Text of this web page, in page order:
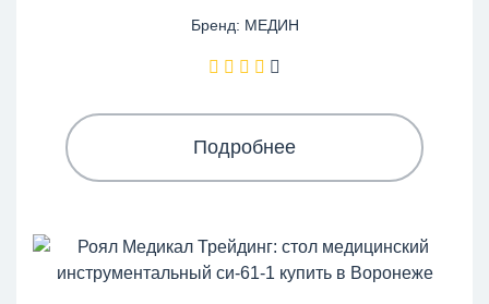
Бренд: МЕДИН
Подробнее